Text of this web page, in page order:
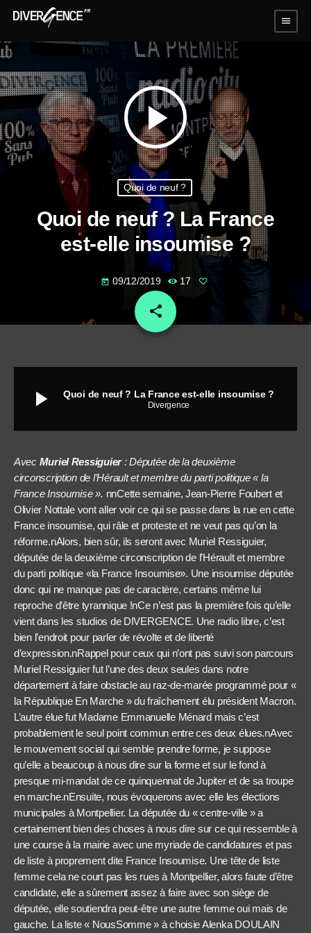
menu
play_arrow
Quoi de neuf ?
Quoi de neuf ? La France
est-elle insoumise ?
today 09/12/2019 17
share
email
play_arrow Quoi de neuf ? La France est-elle insoumise ?
Divergence
Avec Muriel Ressiguier: Députée de la deuxième
circonscription de l’Hérault et membre du parti politique « la
France Insoumise ». nnCette semaine, Jean-Pierre Foubert et
Olivier Nottale vont aller voir ce qui se passe dans la rue en cette
France insoumise, qui râle et proteste et ne veut pas qu’on la
réforme.nAlors, bien sûr, ils seront avec Muriel Ressiguier,
députée de la deuxième circonscription de l’Hérault et membre
du parti politique «la France Insoumise». Une insoumise députée
donc qui ne manque pas de caractère, certains même lui
reproche d’être tyrannique !nCe n’est pas la première fois qu’elle
vient dans les studios de DIVERGENCE. Une radio libre, c’est
bien l’endroit pour parler de révolte et de liberté
d’expression.nRappel pour ceux qui n’ont pas suivi son parcours
Muriel Ressiguier fut l’une des deux seules dans notre
département à faire obstacle au raz-de-marée programmé pour «
la République En Marche » du fraîchement élu président Macron.
L’autre élue fut Madame Emmanuelle Ménard mais c’est
probablement le seul point commun entre ces deux élues.nAvec
le mouvement social qui semble prendre forme, je suppose
qu’elle a beaucoup à nous dire sur la forme et sur le fond à
presque mi-mandat de ce quinquennat de Jupiter et de sa troupe
en marche.nEnsuite, nous évoquerons avec elle les élections
municipales à Montpellier. La députée du « centre-ville » a
certainement bien des choses à nous dire sur ce qui ressemble à
une course à la mairie avec une myriade de candidatures et pas
de liste à proprement dite France Insoumise. Une tête de liste
femme cela ne court pas les rues à Montpellier, alors faute d’être
candidate, elle a sûrement assez à faire avec son siège de
députée, elle soutiendra peut-être une autre femme oui mais de
gauche. La liste « NousSomme » à choisie Alenka DOULAIN